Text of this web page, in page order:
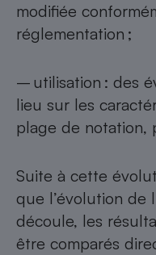
modifiée
réglementation ;
– utilisation : des
lieu sur les
plage de notation,
Suite à cette
que l’évolution de
découle, les
être comparés